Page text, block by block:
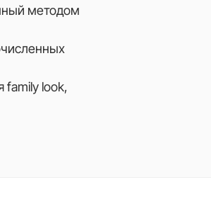
методом
family look,